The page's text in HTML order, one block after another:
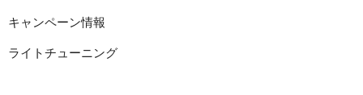
キャンペーン情報
ライトチューニング